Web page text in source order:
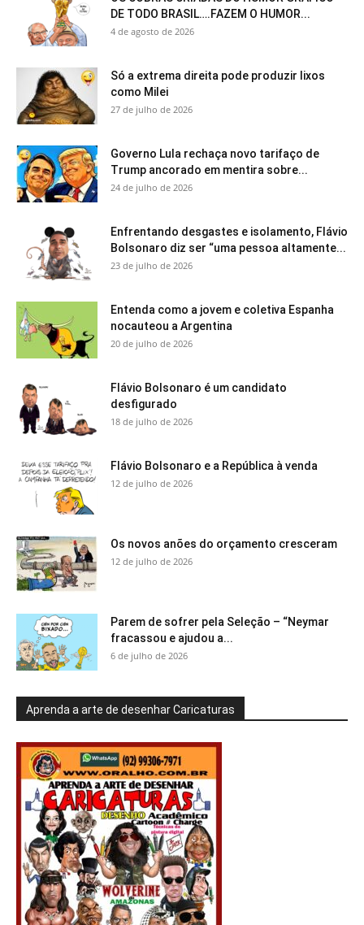
DE TODO BRASIL….FAZEM O HUMOR...
4 de agosto de 2026
Só a extrema direita pode produzir lixos
como Milei
27 de julho de 2026
Governo Lula rechaça novo tarifaço de
Trump ancorado em mentira sobre...
24 de julho de 2026
Enfrentando desgastes e isolamento, Flávio
Bolsonaro diz ser “uma pessoa altamente...
23 de julho de 2026
Entenda como a jovem e coletiva Espanha
nocauteou a Argentina
20 de julho de 2026
Flávio Bolsonaro é um candidato
desfigurado
18 de julho de 2026
Flávio Bolsonaro e a República à venda
12 de julho de 2026
Os novos anões do orçamento cresceram
12 de julho de 2026
Parem de sofrer pela Seleção – “Neymar
fracassou e ajudou a...
6 de julho de 2026
Aprenda a arte de desenhar Caricaturas